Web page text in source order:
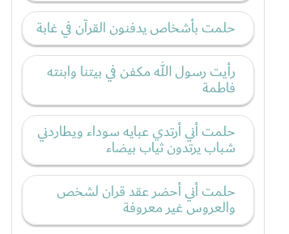
حلمت بأشخاص يدفنون القرآن في غابة
رأيت رسول الله مكفن في بيتنا وابنته
فاطمة
حلمت أني أرتدي عبايه سوداء ويطاردني
شباب يرتدون ثياب بيضاء
حلمت أني أحضر عقد قران لشخص
والعروس غير معروفة